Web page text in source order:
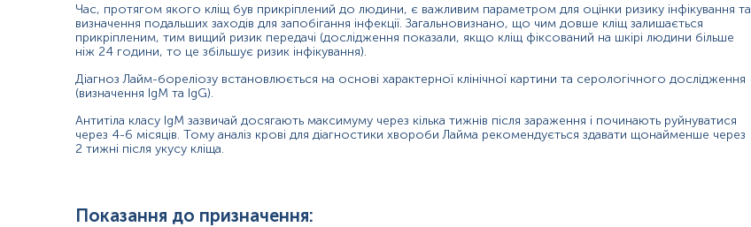
сироватка крові
Показання до призначення
Інтерпретація
Час, протягом якого кліщ був прикріплений до людини, є важливим параметром для оцінки ризику інфікування та
визначення подальших заходів для запобігання інфекції. Загальновизнано, що чим довше кліщ залишається
прикріпленим, тим вищий ризик передачі (дослідження показали, якщо кліщ фіксований на шкірі людини більше
ніж 24 години, то це збільшує ризик інфікування).
Діагноз Лайм-бореліозу встановлюється на основі характерної клінічної картини та серологічного дослідження
(визначення IgM та IgG).
Антитіла класу IgM зазвичай досягають максимуму через кілька тижнів після зараження і починають руйнуватися
через 4-6 місяців. Тому аналіз крові для діагностики хвороби Лайма рекомендується здавати щонайменше через
2 тижні після укусу кліща.
Показання до призначення: